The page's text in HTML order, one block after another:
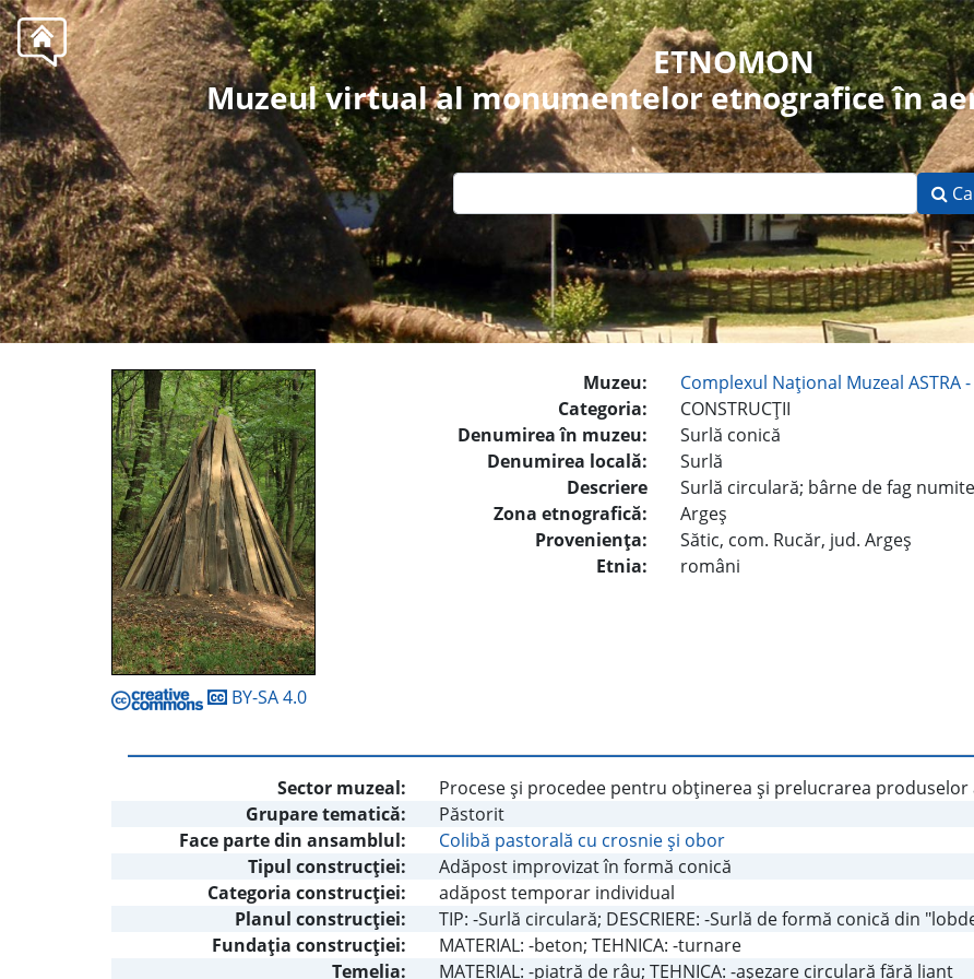
ETNOMON
Muzeul virtual al monumentelor etnografice în
BY-SA 4.0
Muzeu:
Complexul Naţional Muzeal ASTRA
Categoria:
CONSTRUCŢII
Denumirea în muzeu:
Surlă conică
Denumirea locală:
Surlă
Descriere
Surlă circulară; bârne de fag
Zona etnografică:
Argeş
Provenienţa:
Sătic, com. Rucăr, jud. Argeş
Etnia:
români
Sector muzeal:
Procese şi procedee pentru obţinerea şi prelucrarea
Grupare tematică:
Păstorit
Face parte din ansamblul:
Colibă pastorală cu crosnie şi obor
Tipul construcţiei:
Adăpost improvizat în formă conică
Categoria construcţiei:
adăpost temporar individual
Planul construcţiei:
TIP: -Surlă circulară; DESCRIERE: -Surlă de formă conică din
Fundaţia construcţiei:
MATERIAL: -beton; TEHNICA: -turnare
Temelia:
MATERIAL: -piatră de râu; TEHNICA: -aşezare circulară fără liant